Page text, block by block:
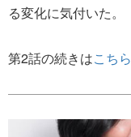
る変化に気付いた。
第2話の続きはこちら